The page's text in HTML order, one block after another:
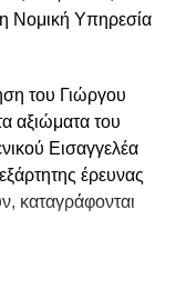
Νομική Υπηρεσία
του Γιώργου
αξιώματα του
Εισαγγελέα
έρευνας
καταγράφονται